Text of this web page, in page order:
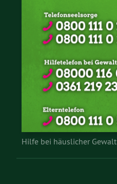
Hilfe bei häuslicher Gewalt